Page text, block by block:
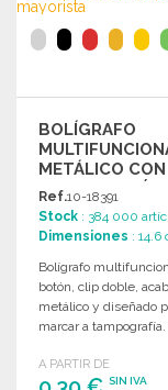
BOLÍGRAFO
METÁLICO CON
SOPORTE
PRECIOS DE
MAYORISTA
Ref.10-18391
Stock : 384 000
Dimensiones : 14.6
Bolígrafo
botón, clip doble,
metálico y diseñado
marcar a
A PARTIR DE
SIN IVA